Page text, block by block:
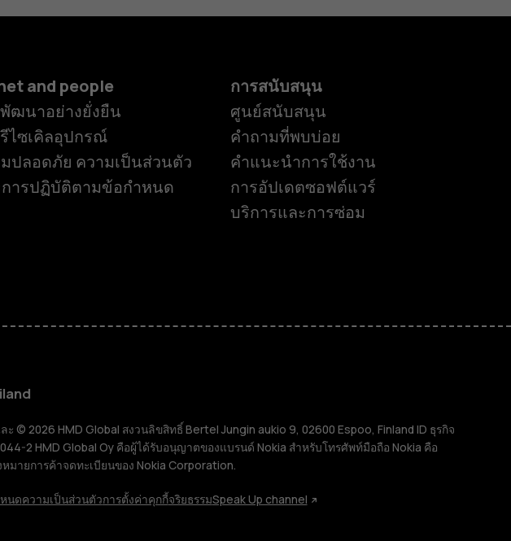
โฟน
ฟน
เสริม
ต
and people
ฒนาอย่างยั่งยืน
ไซเคิลอุปกรณ์
ปลอดภัย ความเป็นส่วนตัว
ารปฏิบัติตามข้อกำหนด
การสนับสนุน
ศูนย์สนับสนุน
คำถามที่พบบ่อย
คำแนะนำการใช้งาน
การอัปเดตซอฟต์แวร์
บริการและการซ่อม
ะ © 2026 HMD Global สงวนลิขสิทธิ์ Bertel Jungin aukio 9, 02600 Espoo, Finland ID ธุรกิจ
2 HMD Global Oy คือผู้ได้รับอนุญาตของแบรนด์ Nokia สำหรับโทรศัพท์มือถือ Nokia คือ
หมายการค้าจดทะเบียนของ Nokia Corporation.
นดความเป็นส่วนตัวการตั้งค่าคุกกี้จริยธรรมSpeak Up channel